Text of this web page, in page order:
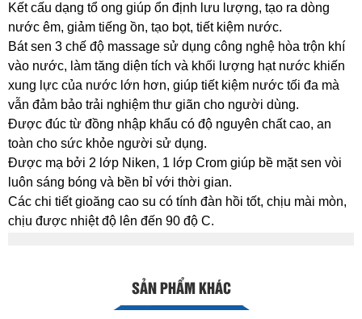
Kết cấu dạng tổ ong giúp ổn định lưu lượng, tạo ra dòng
nước êm, giảm tiếng ồn, tạo bọt, tiết kiệm nước.
Bát sen 3 chế độ massage sử dụng công nghệ hòa trộn khí
vào nước, làm tăng diện tích và khối lượng hạt nước khiến
xung lực của nước lớn hơn, giúp tiết kiệm nước tối đa mà
vẫn đảm bảo trải nghiệm thư giãn cho người dùng.
Được đúc từ đồng nhập khẩu có độ nguyên chất cao, an
toàn cho sức khỏe người sử dụng.
Được mạ bởi 2 lớp Niken, 1 lớp Crom giúp bề mặt sen vòi
luôn sáng bóng và bền bỉ với thời gian.
Các chi tiết gioăng cao su có tính đàn hồi tốt, chịu mài mòn,
chịu được nhiệt độ lên đến 90 độ C.
SẢN PHẨM KHÁC